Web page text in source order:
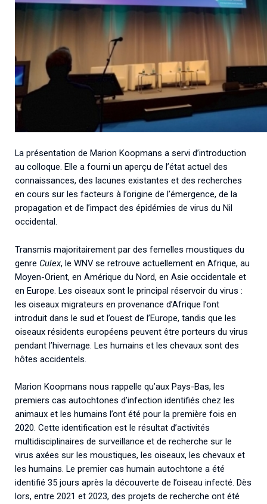
La présentation de Marion Koopmans a servi d’introduction
au colloque. Elle a fourni un aperçu de l’état actuel des
connaissances, des lacunes existantes et des recherches
en cours sur les facteurs à l’origine de l’émergence, de la
propagation et de l’impact des épidémies de virus du Nil
occidental.
Transmis majoritairement par des femelles moustiques du
genre Culex, le WNV se retrouve actuellement en Afrique, au
Moyen-Orient, en Amérique du Nord, en Asie occidentale et
en Europe. Les oiseaux sont le principal réservoir du virus :
les oiseaux migrateurs en provenance d’Afrique l’ont
introduit dans le sud et l’ouest de l’Europe, tandis que les
oiseaux résidents européens peuvent être porteurs du virus
pendant l’hivernage. Les humains et les chevaux sont des
hôtes accidentels.
Marion Koopmans nous rappelle qu’aux Pays-Bas, les
premiers cas autochtones d’infection identifiés chez les
animaux et les humains l’ont été pour la première fois en
2020. Cette identification est le résultat d’activités
multidisciplinaires de surveillance et de recherche sur le
virus axées sur les moustiques, les oiseaux, les chevaux et
les humains. Le premier cas humain autochtone a été
identifié 35 jours après la découverte de l’oiseau infecté. Dès
lors, entre 2021 et 2023, des projets de recherche ont été